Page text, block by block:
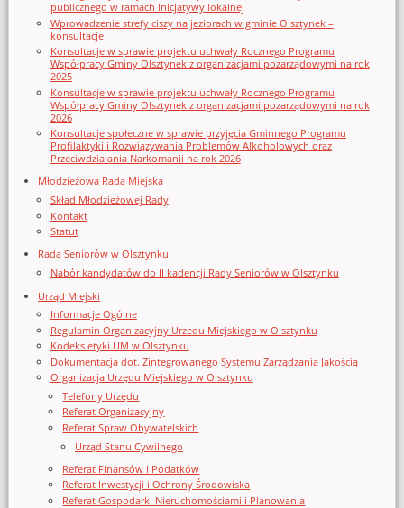
publicznego w ramach inicjatywy lokalnej
Wprowadzenie strefy ciszy na jeziorach w gminie Olsztynek –
konsultacje
Konsultacje w sprawie projektu uchwały Rocznego Programu
Współpracy Gminy Olsztynek z organizacjami pozarządowymi na rok
2025
Konsultacje w sprawie projektu uchwały Rocznego Programu
Współpracy Gminy Olsztynek z organizacjami pozarządowymi na rok
2026
Konsultacje społeczne w sprawie przyjęcia Gminnego Programu
Profilaktyki i Rozwiązywania Problemów Alkoholowych oraz
Przeciwdziałania Narkomanii na rok 2026
Młodzieżowa Rada Miejska
Skład Młodzieżowej Rady
Kontakt
Statut
Rada Seniorów w Olsztynku
Nabór kandydatów do II kadencji Rady Seniorów w Olsztynku
Urząd Miejski
Informacje Ogólne
Regulamin Organizacyjny Urzedu Miejskiego w Olsztynku
Kodeks etyki UM w Olsztynku
Dokumentacja dot. Zintegrowanego Systemu Zarządzania Jakością
Organizacja Urzędu Miejskiego w Olsztynku
Telefony Urzędu
Referat Organizacyjny
Referat Spraw Obywatelskich
Urząd Stanu Cywilnego
Referat Finansów i Podatków
Referat Inwestycji i Ochrony Środowiska
Referat Gospodarki Nieruchomościami i Planowania